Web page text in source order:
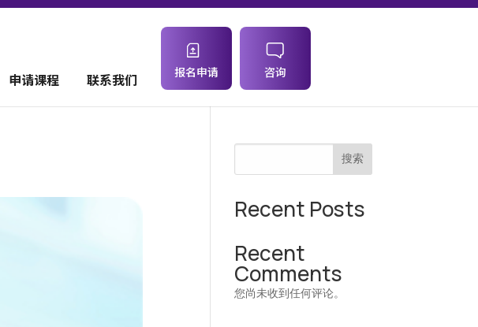
申请课程 联系我们 报名申请 咨询
搜索
Recent Posts
Recent
Comments
您尚未收到任何评论。